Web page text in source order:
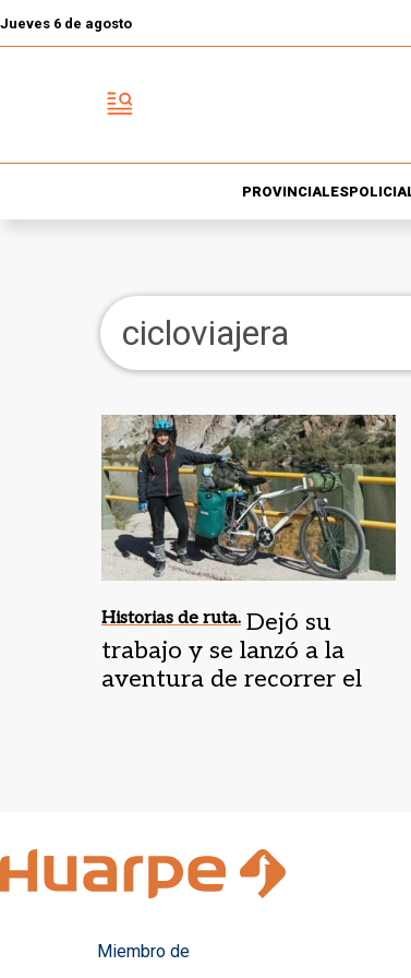
Jueves 6 de agosto
PROVINCIALES
cicloviajera
Historias de ruta. Dejó su
trabajo y se lanzó a la
aventura de recorrer el
Miembro de